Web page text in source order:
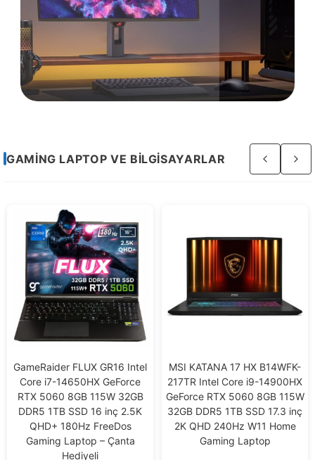
Sayfa
3
GAMING LAPTOP VE BILGISAYARLAR
MSI KATANA 17 HX B14WFK-
217TR Intel Core i9-14900HX
GeForce RTX 5060 8GB 115W
32GB DDR5 1TB SSD 17.3 inç
2K QHD 240Hz W11 Home
Gaming Laptop
MSI MPG INFINITE X3 AI
2NVP7-640EU Intel Core Ultra
7-265KF 32GB DDR5 1TB
SSD RTX 5070 12GB
SHADOW 2X W11 Home
Gaming Masaüstü Bilgisayar